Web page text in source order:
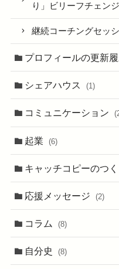
り」ビリーフチェン
継続コーチングセッ
プロフィールの更新
シェアハウス (1)
コミュニケーション
起業 (6)
キャッチコピーのつ
応援メッセージ (2)
コラム (8)
自分史 (8)